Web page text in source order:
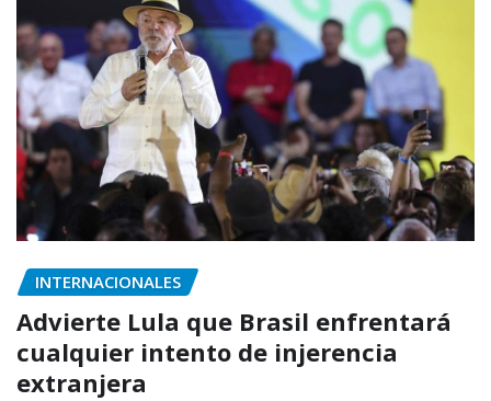
INTERNACIONALES
Advierte Lula que Brasil enfrentará
cualquier intento de injerencia
extranjera